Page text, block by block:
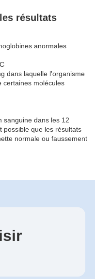
résultats
anormales
dans laquelle l'organisme
certaines molécules
sanguine dans les 12
possible que les résultats
normale ou faussement